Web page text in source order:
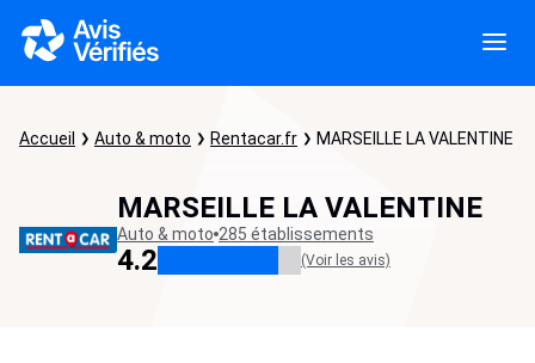
Accueil Auto & moto Rentacar.fr MARSEILLE LA VALENTINE
MARSEILLE LA VALENTINE
Auto & moto 285 établissements
4.2 (Voir les avis)